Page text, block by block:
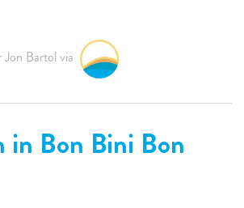
en rustig. Echt genoten van dit
spreekt, neem dan Google
zal een grote hulp zijn!
Bartol via
in Bon Bini Bon